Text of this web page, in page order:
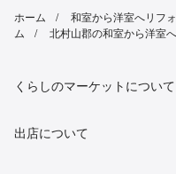
ホーム 和室から洋室へリフ
ム
北村山郡の和室から洋室
くらしのマーケットについて
出店について